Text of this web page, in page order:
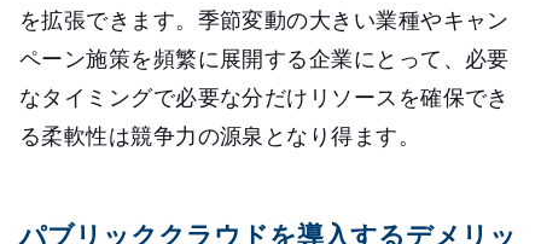
を拡張できます。季節変動の大きい業種やキャン
ペーン施策を頻繁に展開する企業にとって、必要
なタイミングで必要な分だけリソースを確保でき
る柔軟性は競争力の源泉となり得ます。
パブリッククラウドを導入するデメリッ